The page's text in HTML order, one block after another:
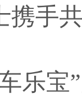
携手
乐宝